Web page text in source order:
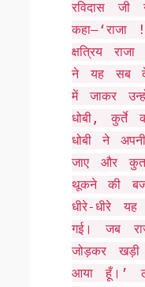
रविदास
क्षत्रिय
ने यह सब
में जाकर
धोबी,
धोबी ने
जाए और
थूकने की
धीरे-धीरे
गई। जब
जोड़कर
आया हूँ।’